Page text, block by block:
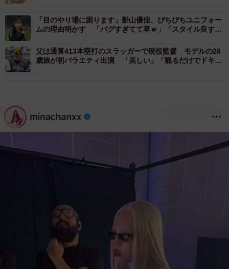
「目のやり場に困ります」影山優佳、ぴちぴちユニフォー
ムの理由明かす 「バグすぎてて草ｗ」「スタイル良す
父は通算413本塁打のスラッガーで現役監督 モデルの26
歳娘が初バラエティ出演 「美しい」「観るだけでドキド